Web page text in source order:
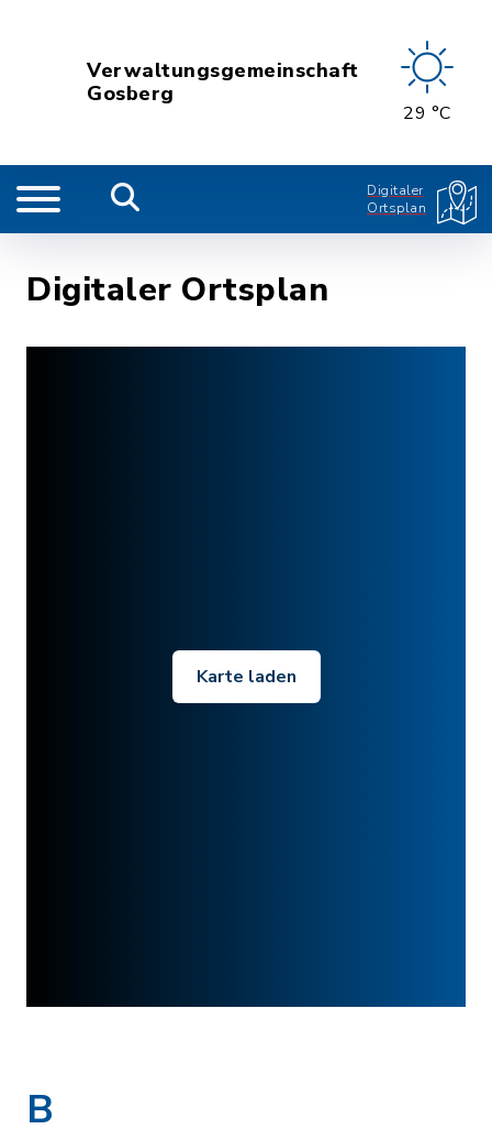
Verwaltungsgemeinschaft
Gosberg
29 °C
Digitaler
Ortsplan
Digitaler Ortsplan
Karte laden
B